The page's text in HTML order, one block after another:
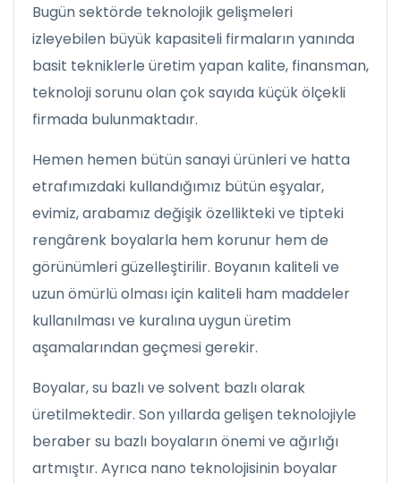
Bugün sektörde teknolojik gelişmeleri
izleyebilen büyük kapasiteli firmaların yanında
basit tekniklerle üretim yapan kalite, finansman,
teknoloji sorunu olan çok sayıda küçük ölçekli
firmada bulunmaktadır.
Hemen hemen bütün sanayi ürünleri ve hatta
etrafımızdaki kullandığımız bütün eşyalar,
evimiz, arabamız değişik özellikteki ve tipteki
rengârenk boyalarla hem korunur hem de
görünümleri güzelleştirilir. Boyanın kaliteli ve
uzun ömürlü olması için kaliteli ham maddeler
kullanılması ve kuralına uygun üretim
aşamalarından geçmesi gerekir.
Boyalar, su bazlı ve solvent bazlı olarak
üretilmektedir. Son yıllarda gelişen teknolojiyle
beraber su bazlı boyaların önemi ve ağırlığı
artmıştır. Ayrıca nano teknolojisinin boyalar